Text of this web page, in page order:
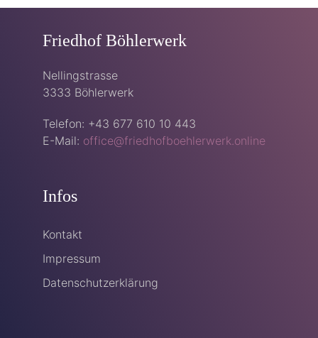
Friedhof Böhlerwerk
Nellingstrasse
3333 Böhlerwerk
Telefon: +43 677 610 10 443
E-Mail: office@friedhofboehlerwerk.online
Infos
Kontakt
Impressum
Datenschutzerklärung